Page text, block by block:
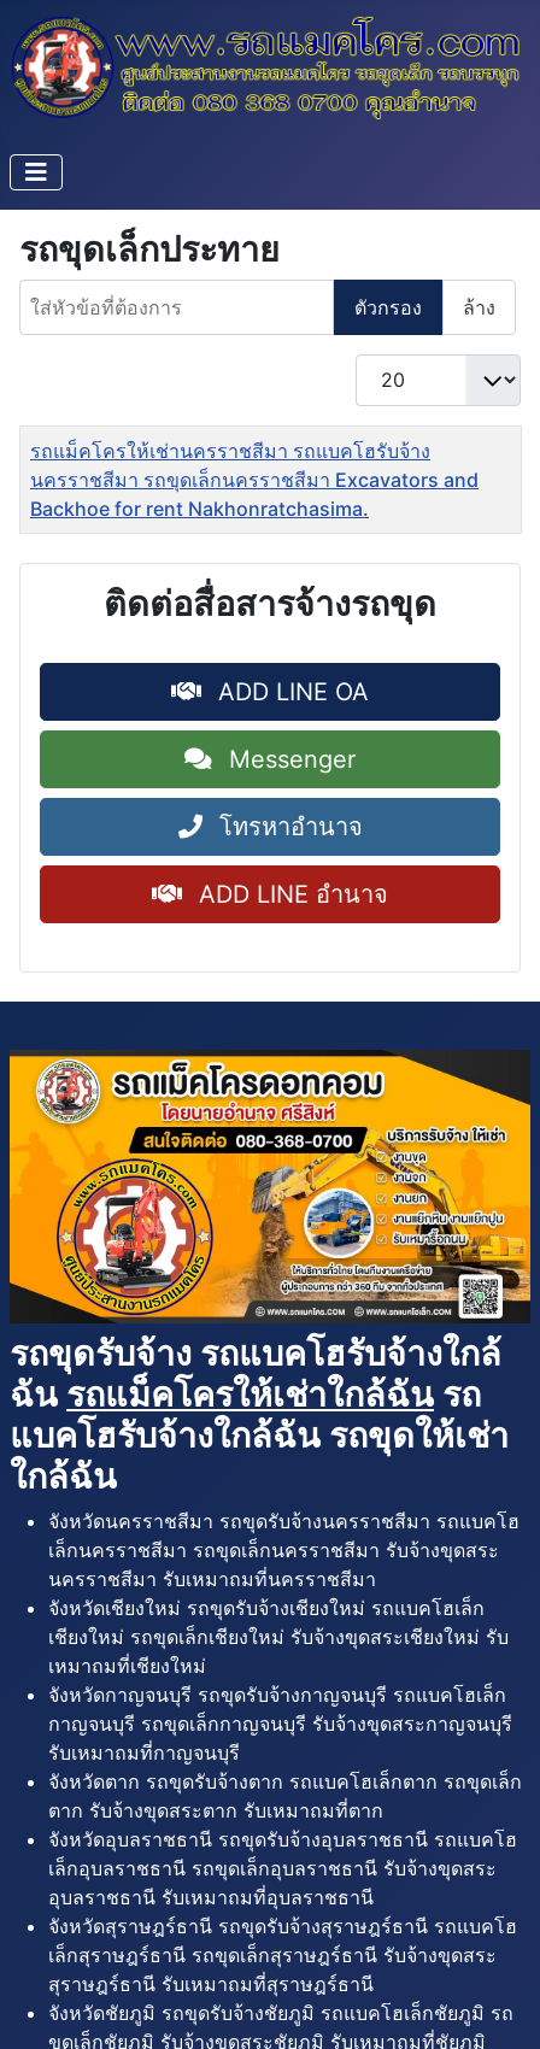
รถขุดเล็กประทาย
ใส่หัวข้อที่ต้องการ
ตัวกรอง ล้าง
แสดง #
ชื่อ
รถแม็คโครให้เช่านครราชสีมา รถแบคโฮรับจ้าง
นครราชสีมา รถขุดเล็กนครราชสีมา Excavators and
Backhoe for rent Nakhonratchasima.
ติดต่อสื่อสารจ้างรถขุด
ADD LINE OA
Messenger
โทรหาอำนาจ
ADD LINE อำนาจ
รถขุดรับจ้าง รถแบคโฮรับจ้างใกล้
ฉัน รถแม็คโครให้เช่าใกล้ฉัน รถ
แบคโฮรับจ้างใกล้ฉัน รถขุดให้เช่า
ใกล้ฉัน
จังหวัดนครราชสีมา รถขุดรับจ้างนครราชสีมา รถแบคโฮ
เล็กนครราชสีมา รถขุดเล็กนครราชสีมา รับจ้างขุดสระ
นครราชสีมา รับเหมาถมที่นครราชสีมา
จังหวัดเชียงใหม่ รถขุดรับจ้างเชียงใหม่ รถแบคโฮเล็ก
เชียงใหม่ รถขุดเล็กเชียงใหม่ รับจ้างขุดสระเชียงใหม่ รับ
เหมาถมที่เชียงใหม่
จังหวัดกาญจนบุรี รถขุดรับจ้างกาญจนบุรี รถแบคโฮเล็ก
กาญจนบุรี รถขุดเล็กกาญจนบุรี รับจ้างขุดสระกาญจนบุรี
รับเหมาถมที่กาญจนบุรี
จังหวัดตาก รถขุดรับจ้างตาก รถแบคโฮเล็กตาก รถขุดเล็ก
ตาก รับจ้างขุดสระตาก รับเหมาถมที่ตาก
จังหวัดอุบลราชธานี รถขุดรับจ้างอุบลราชธานี รถแบคโฮ
เล็กอุบลราชธานี รถขุดเล็กอุบลราชธานี รับจ้างขุดสระ
อุบลราชธานี รับเหมาถมที่อุบลราชธานี
จังหวัดสุราษฎร์ธานี รถขุดรับจ้างสุราษฎร์ธานี รถแบคโฮ
เล็กสุราษฎร์ธานี รถขุดเล็กสุราษฎร์ธานี รับจ้างขุดสระ
สุราษฎร์ธานี รับเหมาถมที่สุราษฎร์ธานี
จังหวัดชัยภูมิ รถขุดรับจ้างชัยภูมิ รถแบคโฮเล็กชัยภูมิ รถ
ขุดเล็กชัยภูมิ รับจ้างขุดสระชัยภูมิ รับเหมาถมที่ชัยภูมิ